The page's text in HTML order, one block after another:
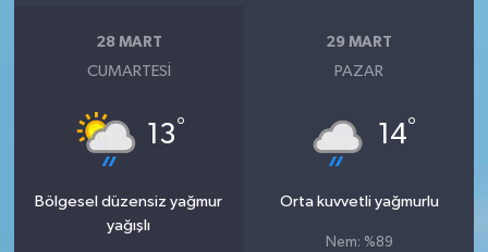
28 MART
CUMARTESI
13°
Bölgesel düzensiz yağmur
yağışlı
29 MART
PAZAR
14°
Orta kuvvetli yağmurlu
Nem: %89